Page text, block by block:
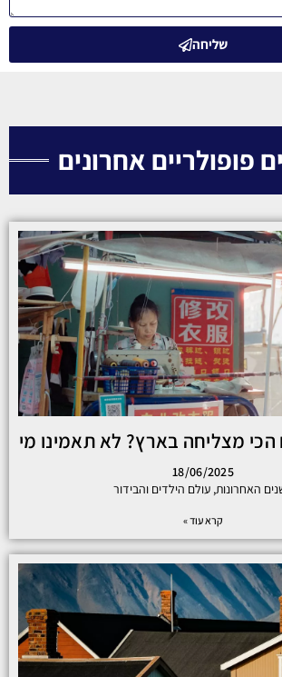
שליחה
פופולריים אחרונים
הכי מצליחה בארץ? לא תאמינו מי
18/06/2025
האחרונות, עולם הילדים והבידור
קרא עוד »